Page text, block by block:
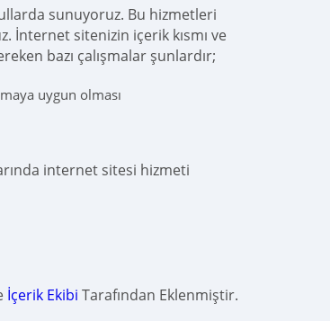
sunuyoruz. Bu hizmetleri
İnternet sitenizin içerik kısmı ve
bazı çalışmalar şunlardır;
uygun olması
internet sitesi hizmeti
İçerik Ekibi Tarafından Eklenmiştir.